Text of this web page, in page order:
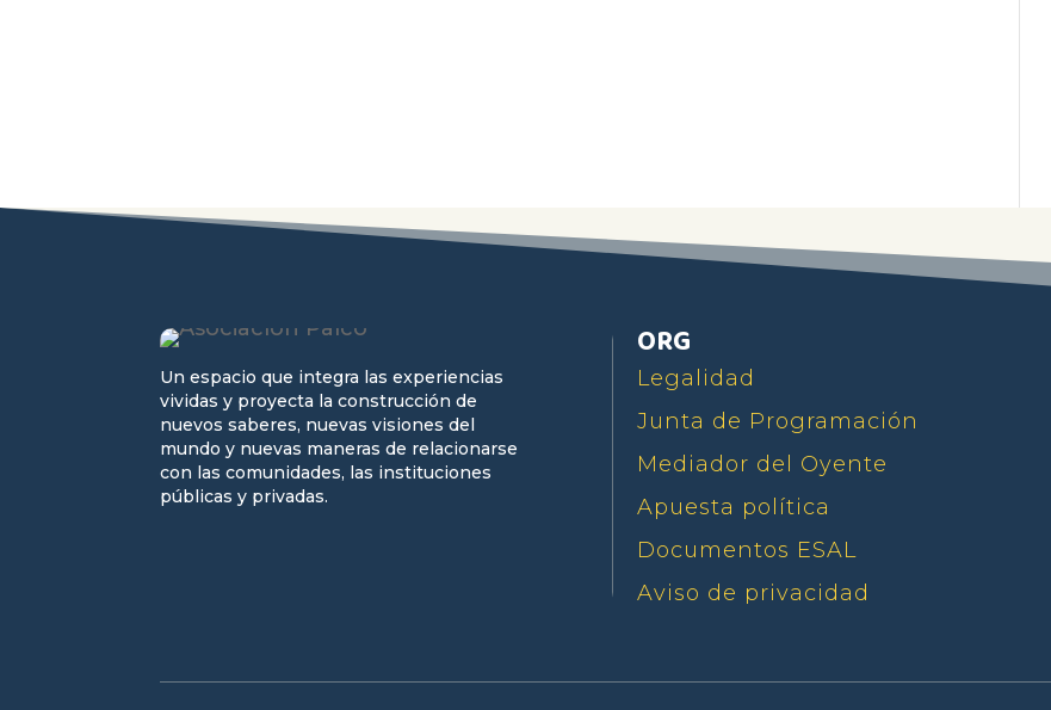
Un espacio que integra las experiencias
vividas y proyecta la construcción de
nuevos saberes, nuevas visiones del
mundo y nuevas maneras de relacionarse
con las comunidades, las instituciones
públicas y privadas.
ORG
Legalidad
Junta de Programación
Mediador del Oyente
Apuesta política
Documentos ESAL
Aviso de privacidad